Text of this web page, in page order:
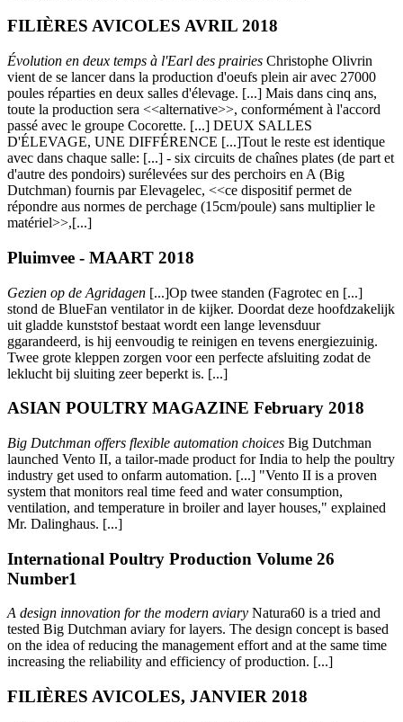
FILIÈRES AVICOLES AVRIL 2018
Évolution en deux temps à l'Earl des prairies Christophe Olivrin
vient de se lancer dans la production d'oeufs plein air avec 27000
poules réparties en deux salles d'élevage. [...] Mais dans cinq ans,
toute la production sera <<alternative>>, conformément à l'accord
passé avec le groupe Cocorette. [...] DEUX SALLES
D'ÉLEVAGE, UNE DIFFÉRENCE [...]Tout le reste est identique
avec dans chaque salle: [...] - six circuits de chaînes plates (de part et
d'autre des pondoirs) surélevées sur des perchoirs en A (Big
Dutchman) fournis par Elevagelec, <<ce dispositif permet de
répondre aus normes de perchage (15cm/poule) sans multiplier le
matériel>>,[...]
Pluimvee - MAART 2018
Gezien op de Agridagen [...]Op twee standen (Fagrotec en [...]
stond de BlueFan ventilator in de kijker. Doordat deze hoofdzakelijk
uit gladde kunststof bestaat wordt een lange levensduur
ggarandeerd, is hij eenvoudig te reinigen en tevens energiezuinig.
Twee grote kleppen zorgen voor een perfecte afsluiting zodat de
leklucht bij sluiting zeer beperkt is. [...]
ASIAN POULTRY MAGAZINE February 2018
Big Dutchman offers flexible automation choices Big Dutchman
launched Vento II, a tailor-made product for India to help the poultry
industry get used to onfarm automation. [...] "Vento II is a proven
system that monitors real time feed and water consumption,
ventilation, and temperature in broiler and layer houses," explained
Mr. Dalinghaus. [...]
International Poultry Production Volume 26
Number1
A design innovation for the modern aviary Natura60 is a tried and
tested Big Dutchman aviary for layers. The design concept is based
on the idea of reducing the management effort and at the same time
increasing the reliability and efficiency of production. [...]
FILIÈRES AVICOLES, JANVIER 2018